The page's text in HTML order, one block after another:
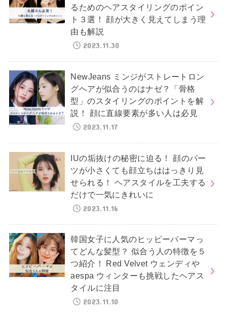
るためのヘアスタイリングのポイン
ト３選！ 顔が大きく見えてしまう理
由も解説
2023.11.30
NewJeans ミンジがストレートロン
グヘアが似合うのはナゼ？「骨格
型」のスタイリングのポイントを解
説！ 顔に直線要素が多い人は必見
2023.11.17
IUの垢抜けの秘密に迫る！ 顔のパー
ツが小さくても顔立ちははっきり見
せられる！ ヘアスタイルを工夫する
だけで一気にきれいに
2023.11.16
韓国女子に人気のヒッピーパーマっ
てどんな髪型？ 似合う人の特徴を５
つ紹介！ Red Velvet ウェンディや
aespa ウィンターも挑戦したヘアス
タイルに注目
2023.11.10